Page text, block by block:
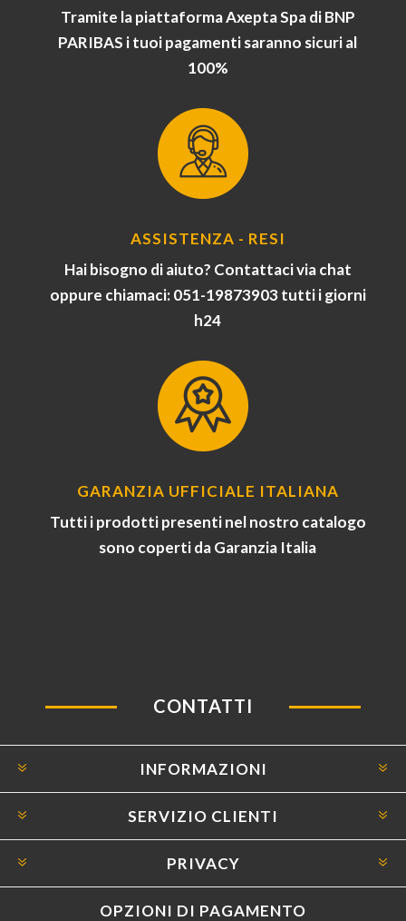
Tramite la piattaforma Axepta Spa di BNP
PARIBAS i tuoi pagamenti saranno sicuri al
100%
ASSISTENZA - RESI
Hai bisogno di aiuto? Contattaci via chat
oppure chiamaci: 051-19873903 tutti i giorni
h24
GARANZIA UFFICIALE ITALIANA
Tutti i prodotti presenti nel nostro catalogo
sono coperti da Garanzia Italia
CONTATTI
INFORMAZIONI
SERVIZIO CLIENTI
PRIVACY
OPZIONI DI PAGAMENTO